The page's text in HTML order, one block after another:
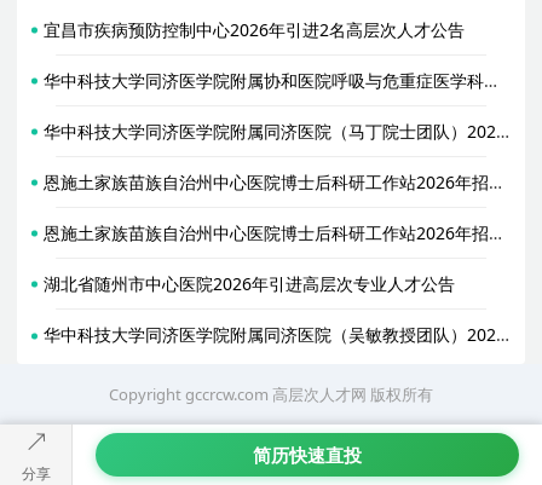
宜昌市疾病预防控制中心2026年引进2名高层次人才公告
华中科技大学同济医学院附属协和医院呼吸与危重症医学科（金阳教授团队）2026年招聘专职研究人员启事
华中科技大学同济医学院附属同济医院（马丁院士团队）2026年招聘2名博士后启事
恩施土家族苗族自治州中心医院博士后科研工作站2026年招聘2名博士后启事
恩施土家族苗族自治州中心医院博士后科研工作站2026年招聘2名博士后启事
湖北省随州市中心医院2026年引进高层次专业人才公告
华中科技大学同济医学院附属同济医院（吴敏教授团队）2026年招聘博士后启事
分享
简历快速直投
Copyright gccrcw.com 高层次人才网 版权所有